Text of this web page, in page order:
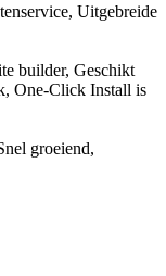
, Uitgebreide
builder, Geschikt
, One-Click Install is
groeiend,